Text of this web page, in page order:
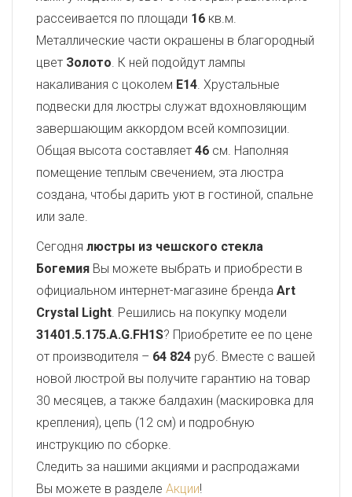
рассеивается по площади 16 кв.м.
Металлические части окрашены в благородный
цвет Золото. К ней подойдут лампы
накаливания с цоколем E14. Хрустальные
подвески для люстры служат вдохновляющим
завершающим аккордом всей композиции.
Общая высота составляет 46 см. Наполняя
помещение теплым свечением, эта люстра
создана, чтобы дарить уют в гостиной, спальне
или зале.
Сегодня люстры из чешского стекла
Богемия Вы можете выбрать и приобрести в
официальном интернет-магазине бренда Art
Crystal Light. Решились на покупку модели
31401.5.175.A.G.FH1S? Приобретите ее по цене
от производителя – 64 824 руб. Вместе с вашей
новой люстрой вы получите гарантию на товар
30 месяцев, а также балдахин (маскировка для
крепления), цепь (12 см) и подробную
инструкцию по сборке.
Следить за нашими акциями и распродажами
Вы можете в разделе Акции!